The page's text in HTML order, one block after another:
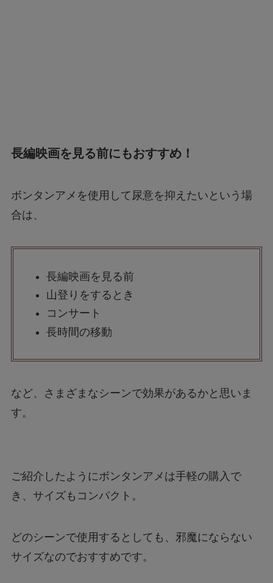
長編映画を見る前にもおすすめ！
ボンタンアメを使用して尿意を抑えたいという場
合は、
長編映画を見る前
山登りをするとき
コンサート
長時間の移動
など、さまざまなシーンで効果があるかと思いま
す。
ご紹介したようにボンタンアメは手軽の購入で
き、サイズもコンパクト。
どのシーンで使用するとしても、邪魔にならない
サイズなのでおすすめです。